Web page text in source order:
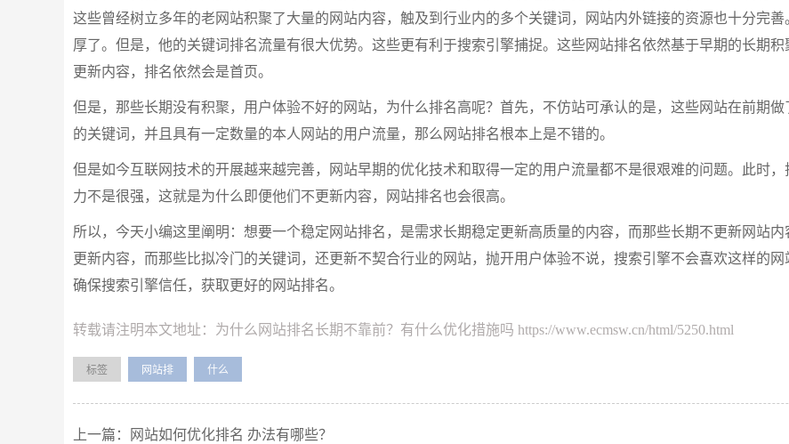
这些曾经树立多年的老网站积聚了大量的网站内容，触及到行业内的多个关键词，网站内外链接的资源也十分完
厚了。但是，他的关键词排名流量有很大优势。这些更有利于搜索引擎捕捉。这些网站排名依然基于早期的长期
更新内容，排名依然会是首页。
但是，那些长期没有积聚，用户体验不好的网站，为什么排名高呢？首先，不仿站可承认的是，这些网站在前期
的关键词，并且具有一定数量的本人网站的用户流量，那么网站排名根本上是不错的。
但是如今互联网技术的开展越来越完善，网站早期的优化技术和取得一定的用户流量都不是很艰难的问题。此时
力不是很强，这就是为什么即便他们不更新内容，网站排名也会很高。
所以，今天小编这里阐明：想要一个稳定网站排名，是需求长期稳定更新高质量的内容，而那些长期不更新网站
更新内容，而那些比拟冷门的关键词，还更新不契合行业的网站，抛开用户体验不说，搜索引擎不会喜欢这样的
确保搜索引擎信任，获取更好的网站排名。
转载请注明本文地址： 为什么网站排名长期不靠前？有什么优化措施吗 https://www.ecmsw.cn/html/5250.html
标签 网站排 什么
上一篇：
网站如何优化排名 办法有哪些？